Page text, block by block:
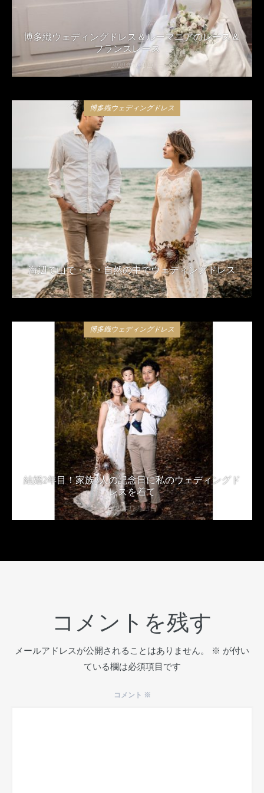
博多織ウェディングドレス＆ルーマニアのレース＆
フランスレース
2020年5月8日
博多織ウェディングドレス
海辺で山で・・・自然の中でウェディングドレス
2020年2月13日
博多織ウェディングドレス
結婚2年目！家族3人の記念日に私のウェディングド
レスを着て
2019年11月23日
コメントを残す
メールアドレスが公開されることはありません。 ※ が付い
ている欄は必須項目です
コメント ※